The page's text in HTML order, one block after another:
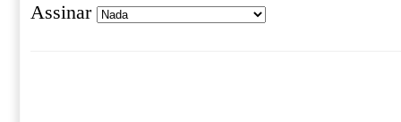
Assinar